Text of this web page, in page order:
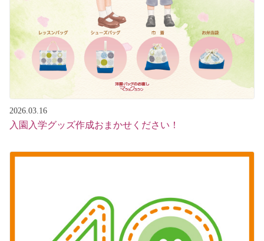
2026.03.16
入園入学グッズ作成おまかせください！